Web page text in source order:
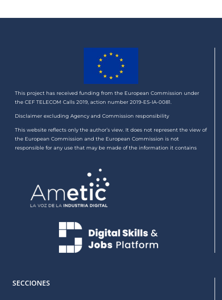
This project has received funding from the European Commission under
the CEF TELECOM Calls 2019, action number 2019-ES-IA-0081.
Disclaimer excluding Agency and Commission responsibility
This website reflects only the author’s view. It does not represent the view of
the European Commission and the European Commission is not
responsible for any use that may be made of the information it contains
SECCIONES